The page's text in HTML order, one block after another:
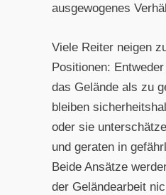
ausgewogenes
Viele Reiter neigen
Positionen:
das Gelände als zu
bleiben
oder sie
und geraten in
Beide Ansätze
der Geländearbeit